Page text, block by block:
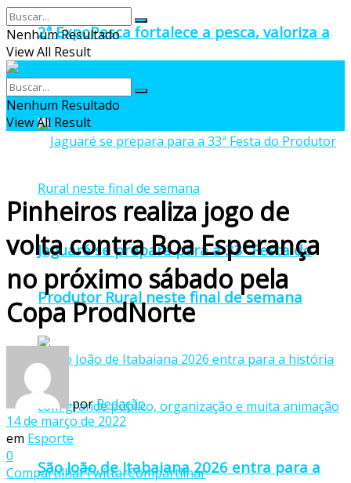
2ª ExpoPesca fortalece a pesca, valoriza a
cultura local e movimenta Itaipava
Jaguaré se prepara para a 33ª Festa do
Produtor Rural neste final de semana
São João de Itabaiana 2026 entra para a
Nenhum Resultado
View All Result
Nenhum Resultado
View All Result
Pinheiros realiza jogo de
volta contra Boa Esperança
no próximo sábado pela
Copa ProdNorte
porRedação
14 de março de 2022
em Esporte
0
CompartilharTwittarCompartilhar